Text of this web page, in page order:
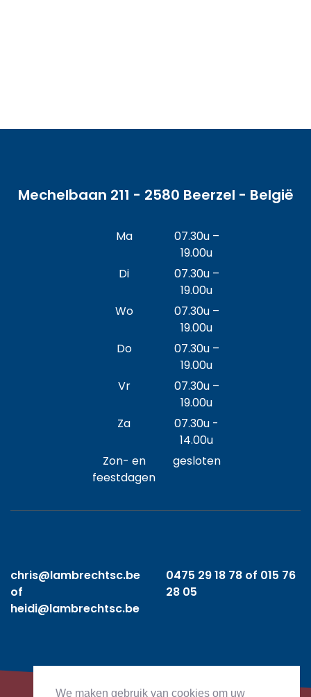
We maken gebruik van cookies om uw
Mechelbaan 211 - 2580 Beerzel - België
Ma
07.30u –
19.00u
Di
07.30u –
19.00u
Wo
07.30u –
19.00u
Do
07.30u –
19.00u
Vr
07.30u –
19.00u
Za
07.30u -
14.00u
Zon- en
feestdagen
gesloten
chris@lambrechtsc.be
of
heidi@lambrechtsc.be
0475 29 18 78 of 015 76
28 05